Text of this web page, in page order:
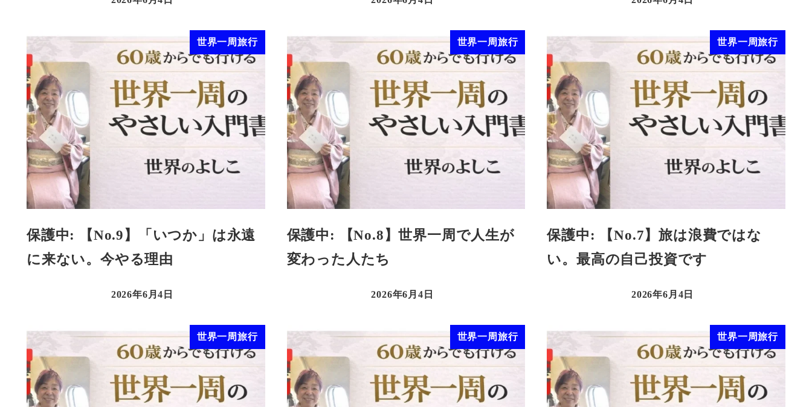
世界一周旅行
保護中: 【No.9】「いつか」は永遠
に来ない。今やる理由
2026年6月4日
世界一周旅行
保護中: 【No.8】世界一周で人生が
変わった人たち
2026年6月4日
世界一周旅行
保護中: 【No.7】旅は浪費ではな
い。最高の自己投資です
2026年6月4日
世界一周旅行 世界一周旅行 世界一周旅行